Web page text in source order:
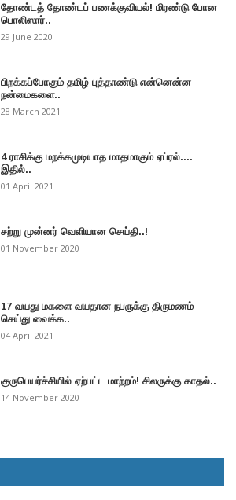
தோண்டத் தோண்டப் பணக்குவியல்! மிரண்டு போன
பொலிஸார்..
29 June 2020
பிறக்கப்போகும் தமிழ் புத்தாண்டு என்னென்ன
நன்மைகளை..
28 March 2021
4 ராசிக்கு மறக்கமுடியாத மாதமாகும் ஏப்ரல்....
இதில்..
01 April 2021
சற்று முன்னர் வெளியான செய்தி..!
01 November 2020
17 வயது மகளை வயதான நபருக்கு திருமணம்
செய்து வைக்க..
04 April 2021
குருபெயர்ச்சியில் ஏற்பட்ட மாற்றம்! சிலருக்கு காதல்..
14 November 2020